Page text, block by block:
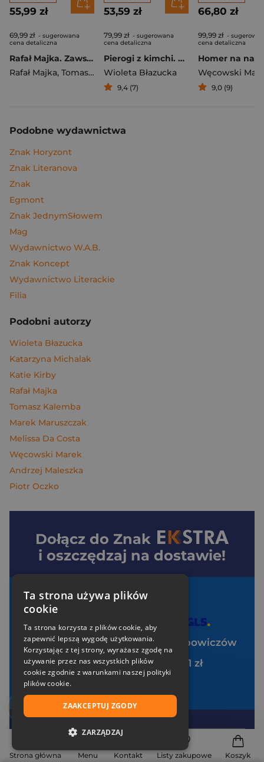
Strona główna Menu Kontakt Listy zakupowe Koszyk
55,99 zł
69,99 zł - sugerowana
cena detaliczna
Rafał Majka. Zawsze z przodu. Rozmawia Tomasz Kalemba - książka z autografem
Rafał Majka, Tomasz Kalemba
53,59 zł
79,99 zł - sugerowana
cena detaliczna
Pierogi z kimchi. Moje ulubione azjatyckie przepisy
Wioleta Błazucka
9,4 (7)
66,80 zł
99,99 zł -
cena detaliczna
Węcowski
9,0 (9)
Podobne wydawnictwa
Znak Horyzont
Znak Literanova
Znak
Egmont
Znak JednymSłowem
Mag
Wydawnictwo W.A.B.
Znak Koncept
Wydawnictwo Literackie
Filia
Podobni autorzy
Wioleta Błazucka
Katarzyna Michalak
Katie Kirby
Rafał Majka
Tomasz Kalemba
Marek Maruszczak
Melissa Da Costa
Węcowski Marek
Andrzej Maleszka
Piotr Oczko
Dołącz do Znak
i oszczędzaj na dostawie!
Twoje korzyści:
Darmowa dostawa od 99 zł z
Specjalne zniżki tylko dla klubowiczów
Pakiet zakładek Art Ladies za 1 zł
Brak opłat za uczestnictwo
Twój e-mail
Ta strona używa plików
cookie
Ta strona korzysta z plików cookie, aby
zapewnić lepszą wygodę użytkowania.
Korzystając z tej strony, wyrażasz zgodę na
używanie przez nas wszystkich plików
cookie zgodnie z warunkami naszej polityki
plików cookie.
ZAAKCEPTUJ ZGODY
ZARZĄDZAJ
NIEZBĘDNE